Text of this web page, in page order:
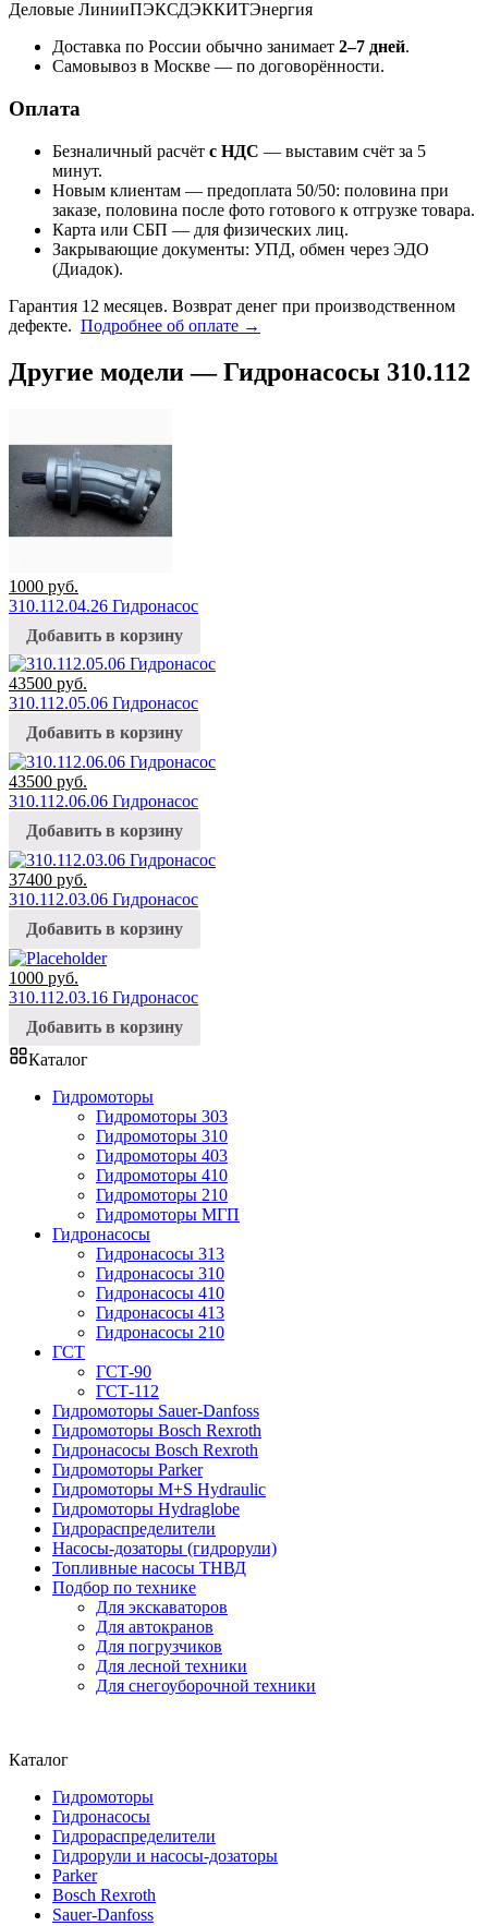
Деловые ЛинииПЭКСДЭККИТЭнергия
Доставка по России обычно занимает 2–7 дней.
Самовывоз в Москве — по договорённости.
Оплата
Безналичный расчёт с НДС — выставим счёт за 5
минут.
Новым клиентам — предоплата 50/50: половина при
заказе, половина после фото готового к отгрузке товара.
Карта или СБП — для физических лиц.
Закрывающие документы: УПД, обмен через ЭДО
(Диадок).
Гарантия 12 месяцев. Возврат денег при производственном
дефекте. Подробнее об оплате →
Другие модели — Гидронасосы 310.112
1000 руб.
310.112.04.26 Гидронасос
Добавить в корзину
43500 руб.
310.112.05.06 Гидронасос
Добавить в корзину
43500 руб.
310.112.06.06 Гидронасос
Добавить в корзину
37400 руб.
310.112.03.06 Гидронасос
Добавить в корзину
1000 руб.
310.112.03.16 Гидронасос
Добавить в корзину
Каталог
Гидромоторы
Гидромоторы 303
Гидромоторы 310
Гидромоторы 403
Гидромоторы 410
Гидромоторы 210
Гидромоторы МГП
Гидронасосы
Гидронасосы 313
Гидронасосы 310
Гидронасосы 410
Гидронасосы 413
Гидронасосы 210
ГСТ
ГСТ-90
ГСТ-112
Гидромоторы Sauer-Danfoss
Гидромоторы Bosch Rexroth
Гидронасосы Bosch Rexroth
Гидромоторы Parker
Гидромоторы M+S Hydraulic
Гидромоторы Hydraglobe
Гидрораспределители
Насосы-дозаторы (гидрорули)
Топливные насосы ТНВД
Подбор по технике
Для экскаваторов
Для автокранов
Для погрузчиков
Для лесной техники
Для снегоуборочной техники
Каталог
Гидромоторы
Гидронасосы
Гидрораспределители
Гидрорули и насосы-дозаторы
Parker
Bosch Rexroth
Sauer-Danfoss